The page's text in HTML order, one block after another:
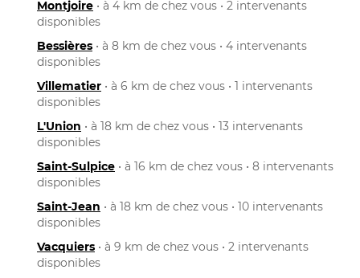
Montjoire • à 4 km de chez vous • 2 intervenants
disponibles
Bessières • à 8 km de chez vous • 4 intervenants
disponibles
Villematier • à 6 km de chez vous • 1 intervenants
disponibles
L'Union • à 18 km de chez vous • 13 intervenants
disponibles
Saint-Sulpice • à 16 km de chez vous • 8 intervenants
disponibles
Saint-Jean • à 18 km de chez vous • 10 intervenants
disponibles
Vacquiers • à 9 km de chez vous • 2 intervenants
disponibles